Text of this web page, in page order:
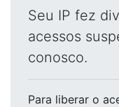
Seu IP fez
acessos
conosco.
Para liberar o